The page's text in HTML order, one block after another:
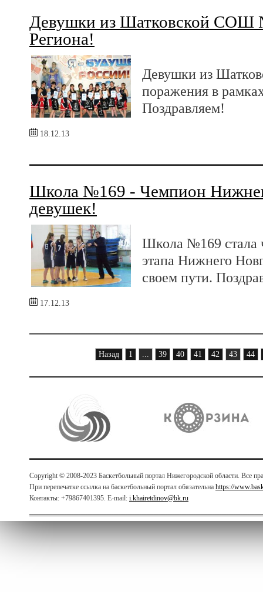
Девушки из Шатковской СОШ
Региона!
Девушки из
поражения в
Поздравляем!
18.12.13
Школа №169 - Чемпион
девушек!
Школа №169 стала
этапа Нижнего
своем пути.
17.12.13
Назад 1 ... 39 40 41 42 43 44
Copyright © 2008-2023 Баскетбольный портал Нижегородской области. Все
При перепечатке ссылка на баскетбольный портал обязательна https://
Контакты: +79867401395. E-mail: i.khairetdinov@bk.ru